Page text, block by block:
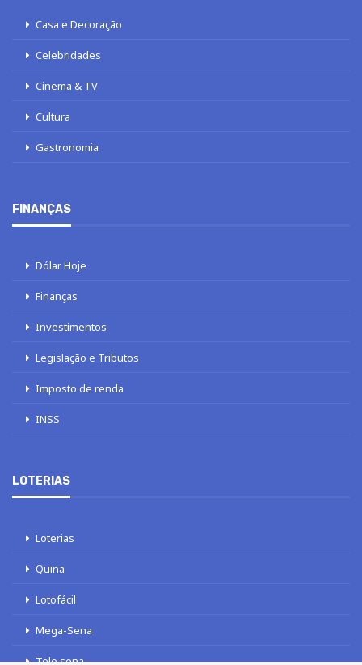
Casa e Decoração
Celebridades
Cinema & TV
Cultura
Gastronomia
FINANÇAS
Dólar Hoje
Finanças
Investimentos
Legislação e Tributos
Imposto de renda
INSS
LOTERIAS
Loterias
Quina
Lotofácil
Mega-Sena
Tele sena